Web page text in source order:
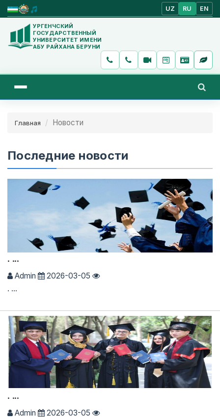
UZ RU EN
УРГЕНЧСКИЙ
ГОСУДАРСТВЕННЫЙ
УНИВЕРСИТЕТ ИМЕНИ
АБУ РАЙХАНА БЕРУНИ
Главная Новости
Последние новости
. ...
Admin
2026-03-05
. ...
. ...
Admin
2026-03-05